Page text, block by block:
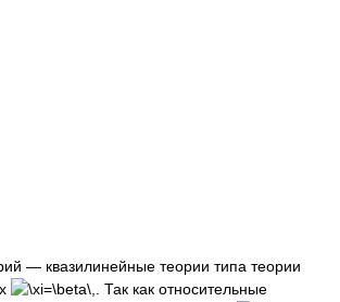
— квазилинейные теории типа теории
. Так как относительные